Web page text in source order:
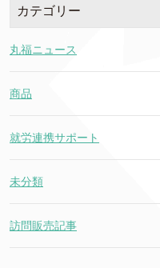
カテゴリー
丸福ニュース
商品
就労連携サポート
未分類
訪問販売記事